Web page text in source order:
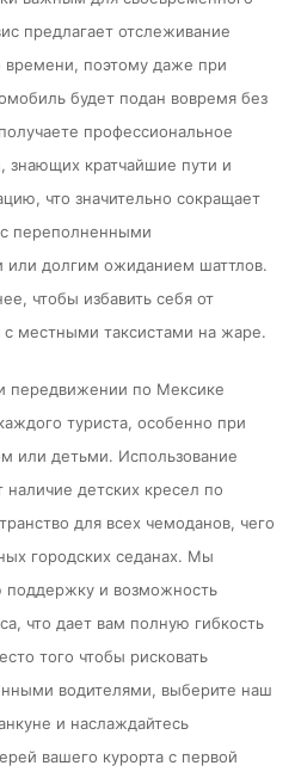
предлагает отслеживание
поэтому даже при
будет подан вовремя без
профессиональное
знающих кратчайшие пути и
что значительно сокращает
переполненными
или долгим ожиданием шаттлов.
чтобы избавить себя от
с местными таксистами на жаре.
передвижении по Мексике
туриста, особенно при
или детьми. Использование
наличие детских кресел по
для всех чемоданов, чего
городских седанах. Мы
поддержку и возможность
что дает вам полную гибкость
того чтобы рисковать
водителями, выберите наш
и наслаждайтесь
вашего курорта с первой